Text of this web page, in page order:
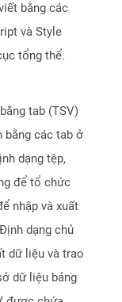
bằng các
và Style
tổng thể.
tab (TSV)
bằng các tab ở
dạng tệp,
để tổ chức
nhập và xuất
dạng chủ
dữ liệu và trao
dữ liệu bảng